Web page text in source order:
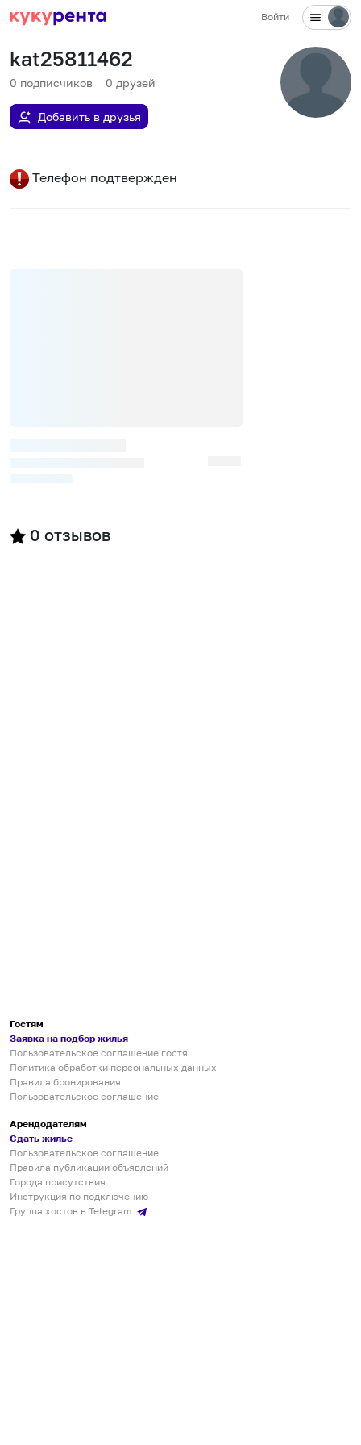
Войти
kat25811462
0 подписчиков 0 друзей
Добавить в друзья
Телефон подтвержден
0 отзывов
Гостям
Заявка на подбор жилья
Пользовательское соглашение гостя
Политика обработки персональных данных
Правила бронирования
Пользовательское соглашение
Арендодателям
Сдать жилье
Пользовательское соглашение
Правила публикации объявлений
Города присутствия
Инструкция по подключению
Группа хостов в Telegram